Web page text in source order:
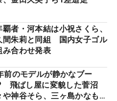
覇者・河本結は小祝さくら、
間朱莉と同組 国内女子ゴル
み合わせ発表
前のモデルが静かなブー
飛ばし屋に変貌した菅沼
や神谷そら、三ヶ島かなも使